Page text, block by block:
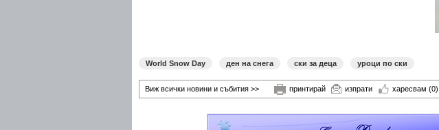
World Snow Day ден на снега ски за деца уроци по ски
Виж всички новини и събития >> принтирай изпрати харесвам (0)